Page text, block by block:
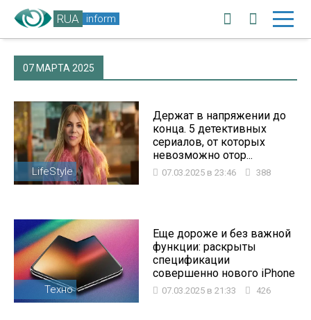
RUA inform
07 МАРТА 2025
LifeStyle
Держат в напряжении до
конца. 5 детективных
сериалов, от которых
невозможно отор...
07.03.2025 в 23:46 388
Техно
Еще дороже и без важной
функции: раскрыты
спецификации
совершенно нового iPhone
07.03.2025 в 21:33 426